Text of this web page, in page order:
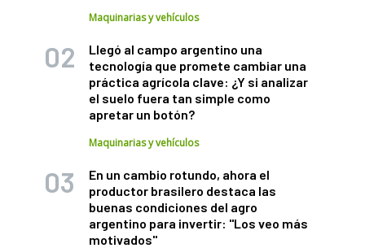
Maquinarias y vehículos
Llegó al campo argentino una
tecnología que promete cambiar una
práctica agrícola clave: ¿Y si analizar
el suelo fuera tan simple como
apretar un botón?
Maquinarias y vehículos
En un cambio rotundo, ahora el
productor brasilero destaca las
buenas condiciones del agro
argentino para invertir: "Los veo más
motivados"